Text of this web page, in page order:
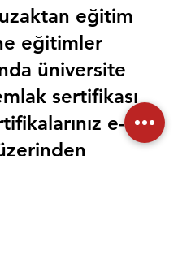
eğitim
eğitimler
üniversite
sertifikası
e-